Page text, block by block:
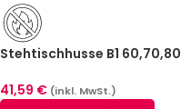
Stehtischhusse B1 60,70,80
entflammbar
41,59 € (inkl. MwSt.)